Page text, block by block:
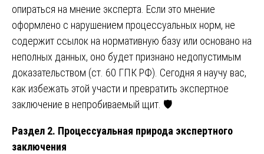
опираться на мнение эксперта. Если это мнение
оформлено с нарушением процессуальных норм, не
содержит ссылок на нормативную базу или основано на
неполных данных, оно будет признано недопустимым
доказательством (ст. 60 ГПК РФ). Сегодня я научу вас,
как избежать этой участи и превратить экспертное
заключение в непробиваемый щит. 🛡️
Раздел 2. Процессуальная природа экспертного
заключения